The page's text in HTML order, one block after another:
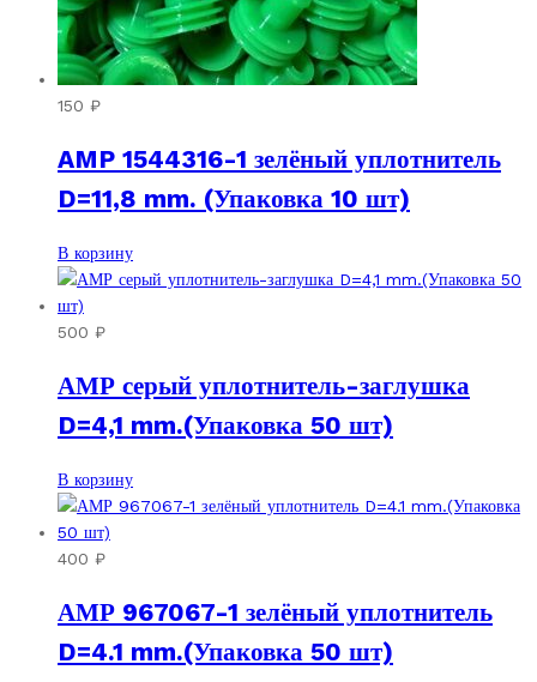
150 ₽
AMP 1544316-1 зелёный уплотнитель
D=11,8 mm. (Упаковка 10 шт)
В корзину
500 ₽
АМР серый уплотнитель-заглушка
D=4,1 mm.(Упаковка 50 шт)
В корзину
400 ₽
АМР 967067-1 зелёный уплотнитель
D=4.1 mm.(Упаковка 50 шт)